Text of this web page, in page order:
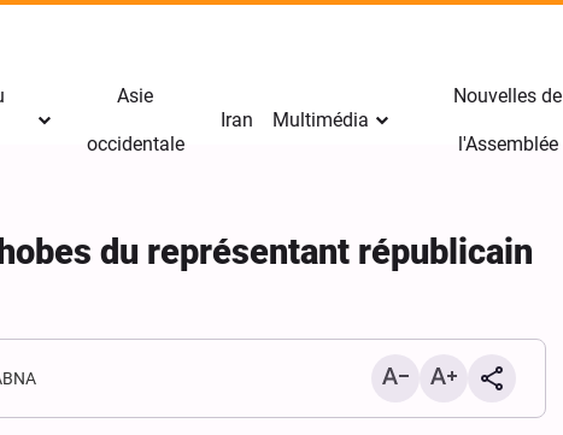
Asie
occidentale
Iran Multimédia
Nouvelles de
l'Assemblée
du représentant républicain